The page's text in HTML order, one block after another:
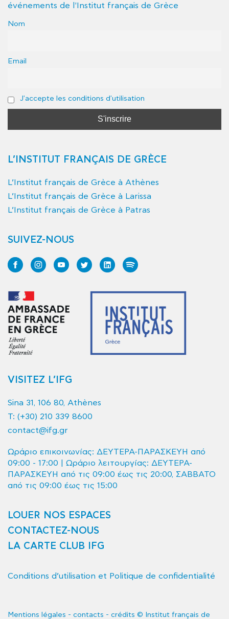
événements de l'Institut français de Grèce
Nom
Email
J'accepte les conditions d'utilisation
L’INSTITUT FRANÇAIS DE GRÈCE
L’Institut français de Grèce à Athènes
L’Institut français de Grèce à Larissa
L’Institut français de Grèce à Patras
SUIVEZ-NOUS
VISITEZ L’IFG
Sina 31, 106 80, Athènes
T: (+30) 210 339 8600
contact@ifg.gr
Ωράριο επικοινωνίας: ΔΕΥΤΕΡΑ-ΠΑΡΑΣΚΕΥΗ από
09:00 - 17:00 | Ωράριο λειτουργίας: ΔΕΥΤΕΡΑ-
ΠΑΡΑΣΚΕΥΗ από τις 09:00 έως τις 20:00, ΣΑΒΒΑΤΟ
από τις 09:00 έως τις 15:00
LOUER NOS ESPACES
CONTACTEZ-NOUS
LA CARTE CLUB IFG
Conditions d’utilisation et Politique de confidentialité
Mentions légales - contacts - crédits © Institut français de